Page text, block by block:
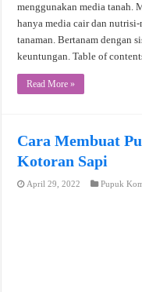
menggunakan media tanah.
hanya media cair dan
tanaman. Bertanam dengan
keuntungan. Table of
Read More »
Cara Membuat
Kotoran Sapi
April 29, 2022 Pupuk